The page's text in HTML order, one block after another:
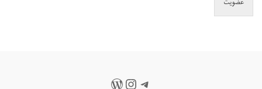
عضویت
تلگراماینستاگرم
وردپرس